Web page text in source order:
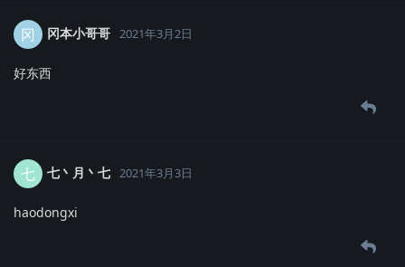
冈 冈本小哥哥 2021年3月2日
好东西
七 七丶月丶七 2021年3月3日
haodongxi